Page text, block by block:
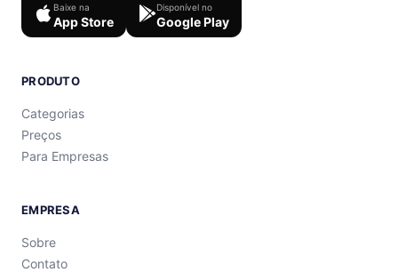
Baixe na
App Store
Disponível no
Google Play
PRODUTO
Categorias
Preços
Para Empresas
EMPRESA
Sobre
Contato